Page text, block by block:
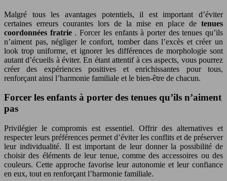
Malgré tous les avantages potentiels, il est important d’éviter
certaines erreurs courantes lors de la mise en place de tenues
coordonnées fratrie . Forcer les enfants à porter des tenues qu’ils
n’aiment pas, négliger le confort, tomber dans l’excès et créer un
look trop uniforme, et ignorer les différences de morphologie sont
autant d’écueils à éviter. En étant attentif à ces aspects, vous pourrez
créer des expériences positives et enrichissantes pour tous,
renforçant ainsi l’harmonie familiale et le bien-être de chacun.
Forcer les enfants à porter des tenues qu’ils n’aiment
pas
Privilégier le compromis est essentiel. Offrir des alternatives et
respecter leurs préférences permet d’éviter les conflits et de préserver
leur individualité. Il est important de leur donner la possibilité de
choisir des éléments de leur tenue, comme des accessoires ou des
couleurs. Cette approche favorise leur autonomie et leur confiance
en eux, tout en renforçant l’harmonie familiale.